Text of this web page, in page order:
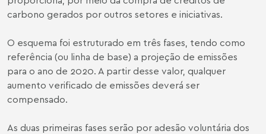
carbono gerados por outros setores e iniciativas.
O esquema foi estruturado em três fases, tendo como
referência (ou linha de base) a projeção de emissões
para o ano de 2020. A partir desse valor, qualquer
aumento verificado de emissões deverá ser
compensado.
As duas primeiras fases serão por adesão voluntária dos